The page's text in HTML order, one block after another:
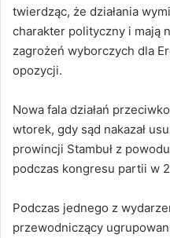
twierdząc, że działania
charakter polityczny i mają
zagrożeń wyborczych dla
opozycji.
Nowa fala działań
wtorek, gdy sąd nakazał
prowincji Stambuł z
podczas kongresu partii w
Podczas jednego z
przewodniczący